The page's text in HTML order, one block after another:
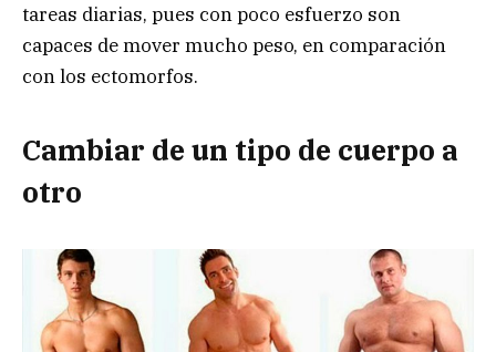
tareas diarias, pues con poco esfuerzo son
capaces de mover mucho peso, en comparación
con los ectomorfos.
Cambiar de un tipo de cuerpo a
otro